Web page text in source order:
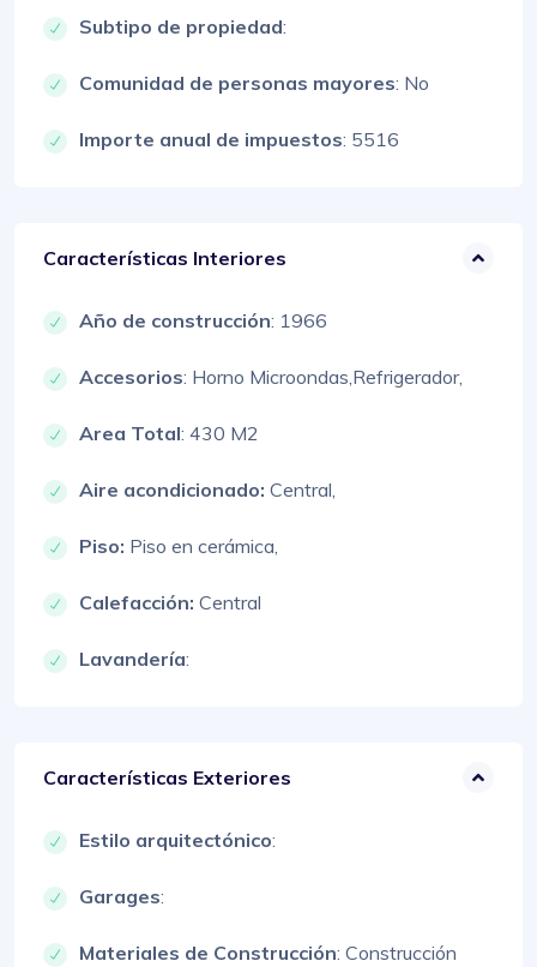
Subtipo de propiedad:
Comunidad de personas mayores: No
Importe anual de impuestos: 5516
Características Interiores
Año de construcción: 1966
Accesorios: Horno Microondas,Refrigerador,
Area Total: 430 M2
Aire acondicionado: Central,
Piso: Piso en cerámica,
Calefacción: Central
Lavandería:
Características Exteriores
Estilo arquitectónico:
Garages:
Materiales de Construcción: Construcción